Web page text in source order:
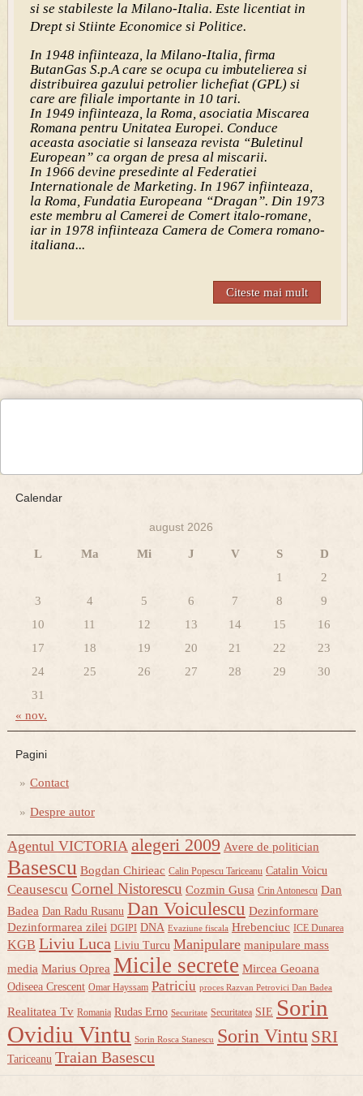
si se stabileste la Milano-Italia. Este licentiat in
Drept si Stiinte Economice si Politice.
In 1948 infiinteaza, la Milano-Italia, firma
ButanGas S.p.A care se ocupa cu imbutelierea si
distribuirea gazului petrolier lichefiat (GPL) si
care are filiale importante in 10 tari.
In 1949 infiinteaza, la Roma, asociatia Miscarea
Romana pentru Unitatea Europei. Conduce
aceasta asociatie si lanseaza revista “Buletinul
European” ca organ de presa al miscarii.
In 1966 devine presedinte al Federatiei
Internationale de Marketing. In 1967 infiinteaza,
la Roma, Fundatia Europeana “Dragan”. Din 1973
este membru al Camerei de Comert italo-romane,
iar in 1978 infiinteaza Camera de Comera romano-
italiana...
Citeste mai mult
Calendar
august 2026
L Ma Mi J V S
D
1
2
3
4 5 6 7 8
9
10
11 12 13 14 15
16
17
18 19 20 21 22
23
24
25 26 27 28 29
30
31
« nov.
Pagini
Contact
Despre autor
Agentul VICTORIA alegeri 2009 Avere de politician
Basescu Bogdan Chirieac Calin Popescu Tariceanu Catalin Voicu
Ceausescu Cornel Nistorescu Cozmin Gusa Crin Antonescu Dan
Badea Dan Radu Rusanu Dan Voiculescu Dezinformare
Dezinformarea zilei DGIPI DNA Evaziune fiscala Hrebenciuc ICE Dunarea
KGB Liviu Luca Liviu Turcu Manipulare manipulare mass
media Marius Oprea Micile secrete Mircea Geoana
Odiseea Crescent Omar Hayssam Patriciu proces Razvan Petrovici Dan Badea
Realitatea Tv Romania Rudas Erno Securitate Securitatea SIE Sorin
Ovidiu Vintu Sorin Rosca Stanescu Sorin Vintu SRI
Tariceanu Traian Basescu